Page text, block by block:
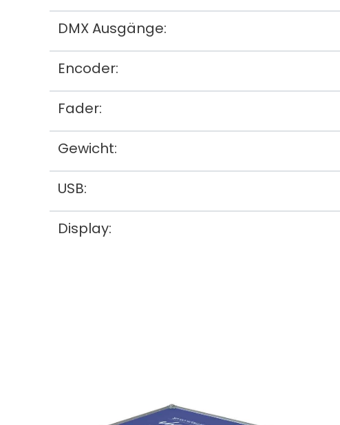
DMX Ausgänge:
Encoder:
Fader:
Gewicht:
USB:
Display: